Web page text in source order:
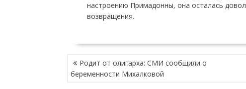
настроению Примадонны, она осталась
возвращения.
НАВИГАЦИЯ
ПО
ЗАПИСЯМ
Родит от олигарха: СМИ сообщили о
беременности Михалковой